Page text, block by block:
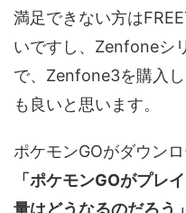
満足できない方は
いですし、Zenfoneシ
で、Zenfone3を購入
も良いと思います。
ポケモンGOがダウン
「ポケモンGOがプレ
量はどうなるのだろう」